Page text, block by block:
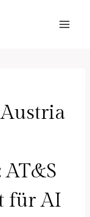
AT&S
für AI